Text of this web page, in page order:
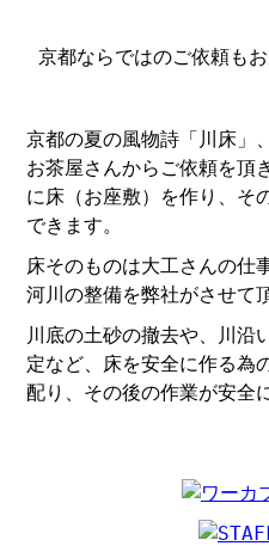
京都ならではのご依頼も
京都の夏の風物詩「川床」
お茶屋さんからご依頼を頂
に床（お座敷）を作り、そ
できます。
床そのものは大工さんの仕
河川の整備を弊社がさせて
川底の土砂の撤去や、川沿
定など、床を安全に作る為
配り、その後の作業が安全